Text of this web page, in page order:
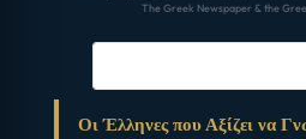
The Greek Newspaper & the
Οι Έλληνες που Αξίζει να